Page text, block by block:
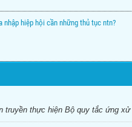
hiệp hội cần những thủ tục ntn?
truyền thực hiện Bộ quy tắc ứng